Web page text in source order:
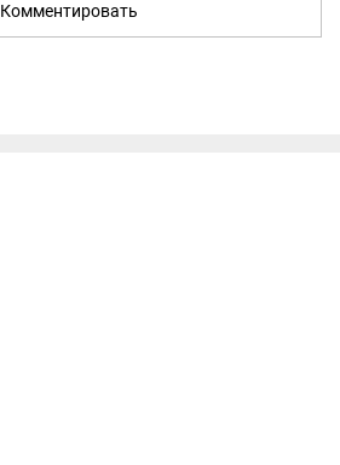
Комментировать